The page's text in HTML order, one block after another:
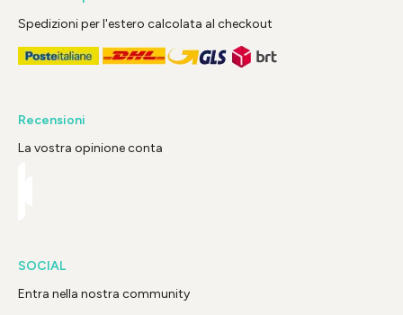
Spedizioni per l'estero calcolata al checkout
Recensioni
La vostra opinione conta
SOCIAL
Entra nella nostra community